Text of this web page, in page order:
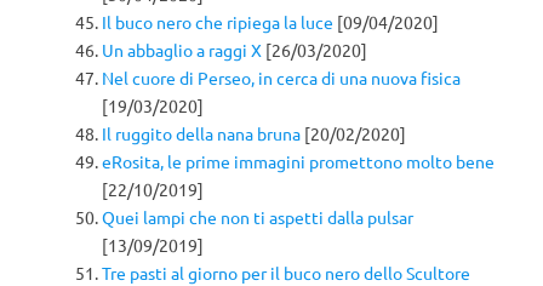
Il buco nero che ripiega la luce [09/04/2020]
Un abbaglio a raggi X [26/03/2020]
Nel cuore di Perseo, in cerca di una nuova fisica
[19/03/2020]
Il ruggito della nana bruna [20/02/2020]
eRosita, le prime immagini promettono molto bene
[22/10/2019]
Quei lampi che non ti aspetti dalla pulsar
[13/09/2019]
Tre pasti al giorno per il buco nero dello Scultore